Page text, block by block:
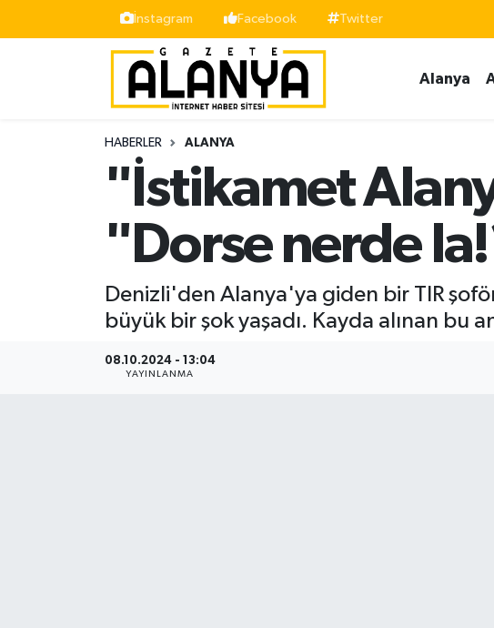
İnstagram Facebook Twitter
Alanya
HABERLER ALANYA
"İstikamet
"Dorse nerde
Denizli'den Alanya'ya giden bir TIR
büyük bir şok yaşadı. Kayda alınan bu
08.10.2024 - 13:04
YAYINLANMA
İstanbul Nöbetçi Eczaneler
İstanbul Hava Durumu
İstanbul Trafik Yoğunluk Haritası
Süper Lig Puan Durumu ve Fikstür
Tüm Manşetler
Son Dakika Haberleri